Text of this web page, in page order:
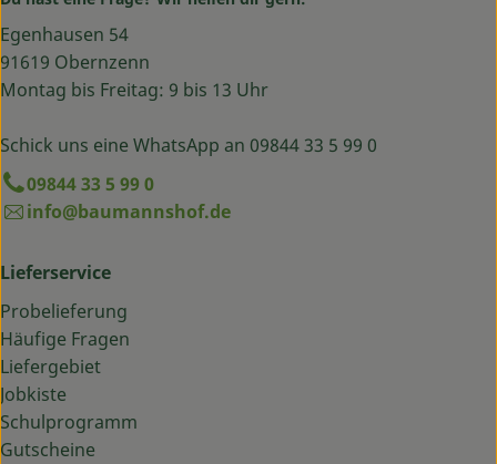
Egenhausen 54
91619 Obernzenn
Montag bis Freitag: 9 bis 13 Uhr
Schick uns eine WhatsApp an 09844 33 5 99 0
09844 33 5 99 0
info@baumannshof.de
Lieferservice
Probelieferung
Häufige Fragen
Liefergebiet
Jobkiste
Schulprogramm
Gutscheine